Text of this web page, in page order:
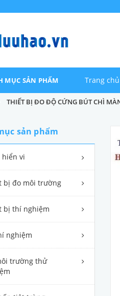
MỤC SẢN PHẨM Trang chủ
THIẾT BỊ ĐO ĐỘ CỨNG BÚT CHÌ
sản phẩm
hiển vi
bị đo môi trường
bị thí nghiệm
nghiệm
trường thử